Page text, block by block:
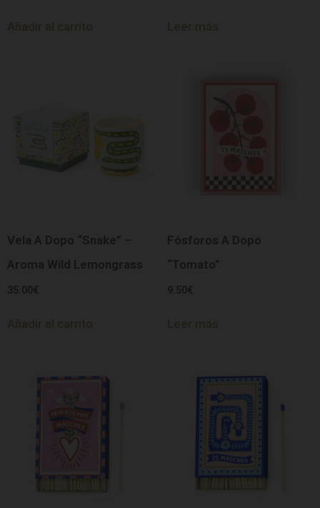
Vela A Dopo “Snake” –
Aroma Wild Lemongrass
35.00€
Fósforos A Dopo
“Tomato”
9.50€